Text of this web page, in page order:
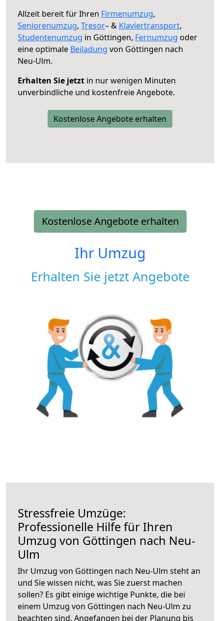
Allzeit bereit für Ihren Firmenumzug,
Seniorenumzug, Tresor– & Klaviertransport,
Studentenumzug in Göttingen, Fernumzug oder
eine optimale Beiladung von Göttingen nach
Neu-Ulm.
Erhalten Sie jetzt in nur wenigen Minuten
unverbindliche und kostenfreie Angebote.
Kostenlose Angebote erhalten
Kostenlose Angebote erhalten
Ihr Umzug
Erhalten Sie jetzt Angebote
Stressfreie Umzüge:
Professionelle Hilfe für Ihren
Umzug von Göttingen nach Neu-
Ulm
Ihr Umzug von Göttingen nach Neu-Ulm steht an
und Sie wissen nicht, was Sie zuerst machen
sollen? Es gibt einige wichtige Punkte, die bei
einem Umzug von Göttingen nach Neu-Ulm zu
beachten sind. Angefangen bei der Planung bis